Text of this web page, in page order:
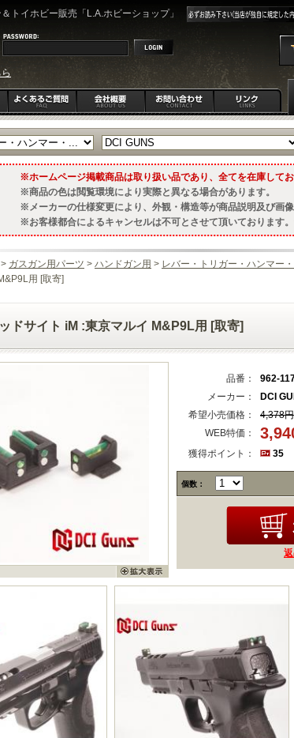
トイホビー販売「L.A.ホビーショップ」
ホームページ掲載商品は取り扱い品であり、全てを在庫してお
商品の色は閲覧環境により実際と異なる場合があります。
メーカーの仕様変更により、外観・構造等が商品説明及び画
お客様都合によるキャンセルは不可とさせて頂いております。
> ガスガン用パーツ > ハンドガン用 > レバー・トリガー・ハンマー
用 [取寄]
ドサイト iM :東京マルイ M&P9L用 [取寄]
品番：
962-
メーカー：
DCI
希望小売価格：
4,378円
WEB特価：
獲得ポイント：
35
個数：